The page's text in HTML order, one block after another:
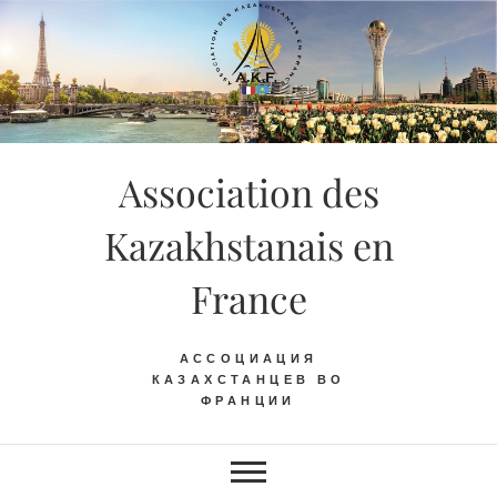
Skip
content
Association des
Kazakhstanais en
France
АССОЦИАЦИЯ
КАЗАХСТАНЦЕВ ВО
ФРАНЦИИ